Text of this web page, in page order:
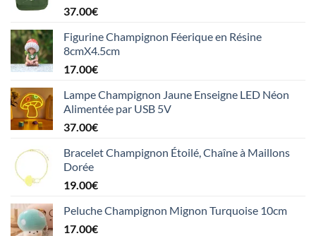
37.00€
Figurine Champignon Féerique en Résine
8cmX4.5cm
17.00€
Lampe Champignon Jaune Enseigne LED Néon
Alimentée par USB 5V
37.00€
Bracelet Champignon Étoilé, Chaîne à Maillons
Dorée
19.00€
Peluche Champignon Mignon Turquoise 10cm
17.00€